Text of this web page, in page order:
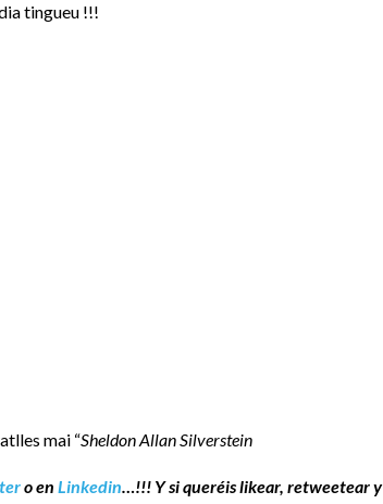
tingueu !!!
mai “Sheldon Allan Silverstein
o en Linkedin…!!! Y si queréis likear, retweetear y